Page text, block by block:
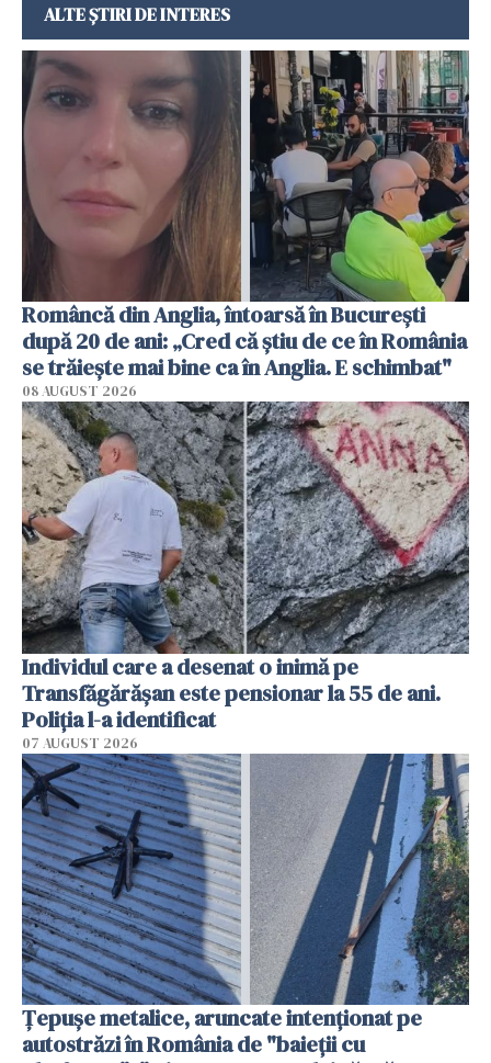
ALTE ȘTIRI DE INTERES
Româncă din Anglia, întoarsă în București
după 20 de ani: „Cred că știu de ce în România
se trăiește mai bine ca în Anglia. E schimbat"
08 AUGUST 2026
Individul care a desenat o inimă pe
Transfăgărășan este pensionar la 55 de ani.
Poliția l-a identificat
07 AUGUST 2026
Țepușe metalice, aruncate intenționat pe
autostrăzi în România de "baieții cu